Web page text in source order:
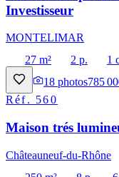
Investisseur
MONTELIMAR
27 m²
2 p.
1
18 photos785
Réf. 560
Maison trés
Châteauneuf-du-Rhône